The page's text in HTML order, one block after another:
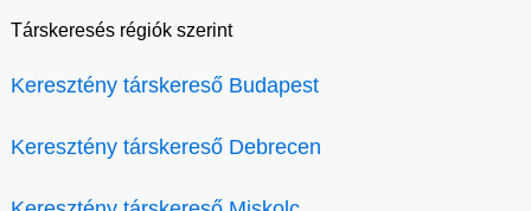
Társkeresés régiók szerint
Keresztény társkereső Budapest
Keresztény társkereső Debrecen